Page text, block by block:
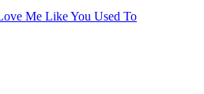
Me Like You Used To